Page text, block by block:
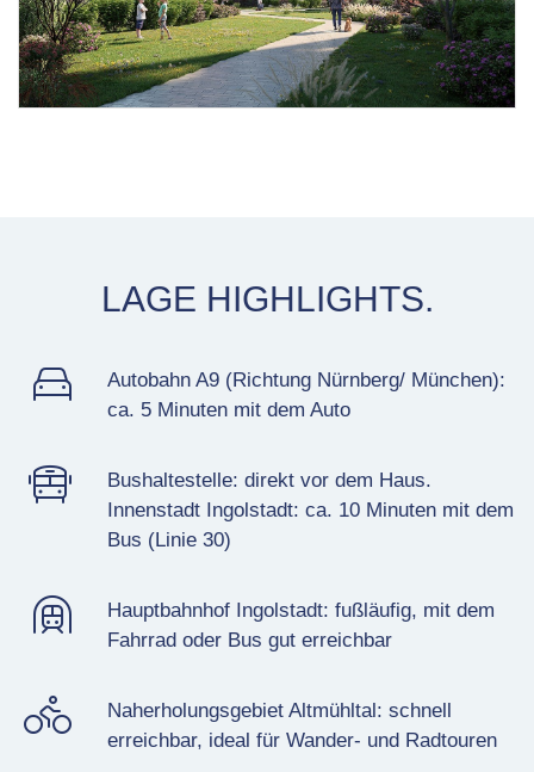
LAGE HIGHLIGHTS.
Autobahn A9 (Richtung Nürnberg/ München):
ca. 5Minuten mit dem Auto
Bushaltestelle: direkt vor dem Haus.
Innenstadt Ingolstadt: ca. 10Minuten mit dem
Bus (Linie 30)
Hauptbahnhof Ingolstadt: fußläufig, mit dem
Fahrrad oder Bus gut erreichbar
Naherholungsgebiet Altmühltal: schnell
erreichbar, ideal für Wander- und Radtouren